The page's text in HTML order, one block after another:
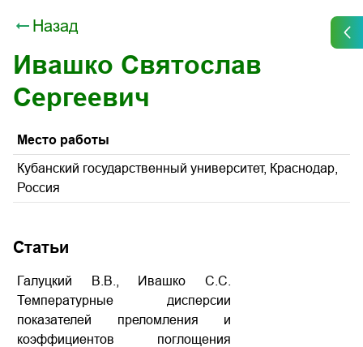
Назад
Ивашко Святослав
Сергеевич
Место работы
Кубанский государственный университет, Краснодар,
Россия
Статьи
Галуцкий В.В., Ивашко С.С.
Температурные дисперсии
показателей преломления и
коэффициентов поглощения